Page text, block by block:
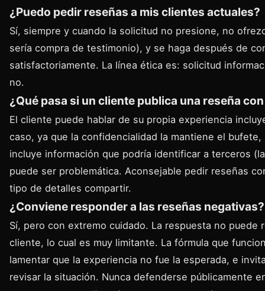
¿Puedo pedir reseñas a mis clientes actuales?
Sí, siempre y cuando la solicitud no presione, no
sería compra de testimonio), y se haga después de
satisfactoriamente. La línea ética es: solicitud
no.
¿Qué pasa si un cliente publica una reseña
El cliente puede hablar de su propia experiencia
caso, ya que la confidencialidad la mantiene el
incluye información que podría identificar a terceros
puede ser problemática. Aconsejable pedir reseñas
tipo de detalles compartir.
¿Conviene responder a las reseñas negativas?
Sí, pero con extremo cuidado. La respuesta no puede
cliente, lo cual es muy limitante. La fórmula que
lamentar que la experiencia no fue la esperada, e
revisar la situación. Nunca defenderse públicamente